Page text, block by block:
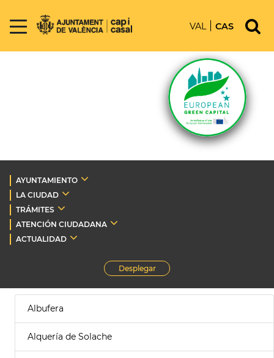
VAL CAS
AYUNTAMIENTO
LA CIUDAD
TRÁMITES
ATENCIÓN CIUDADANA
ACTUALIDAD
Desplegar
Albufera
Alquería de Solache